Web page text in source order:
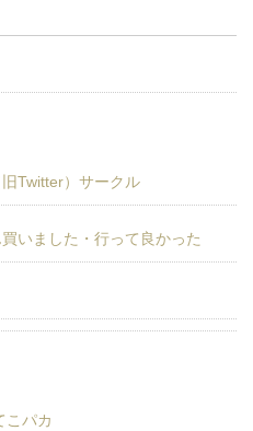
Twitter）サークル
いました・行って良かった
こパカ